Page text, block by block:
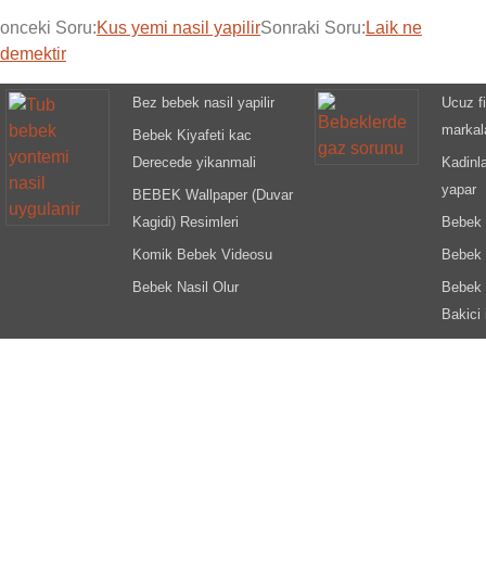
onceki Soru:Kus yemi nasil yapilirSonraki Soru: Laik ne
demektir
Bez bebek nasil yapilir
Bebek Kiyafeti kac
Derecede yikanmali
BEBEK Wallpaper (Duvar
Kagidi) Resimleri
Komik Bebek Videosu
Bebek Nasil Olur
Ucuz
yapar
Bakici